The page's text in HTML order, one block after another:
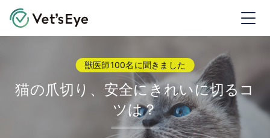
猫の爪切り、安全にきれいに切るコ
ツは？